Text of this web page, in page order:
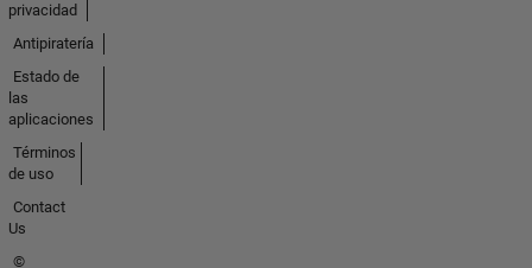
privacidad
Antipiratería
Estado de
las
aplicaciones
Términos
de uso
Contact
Us
©